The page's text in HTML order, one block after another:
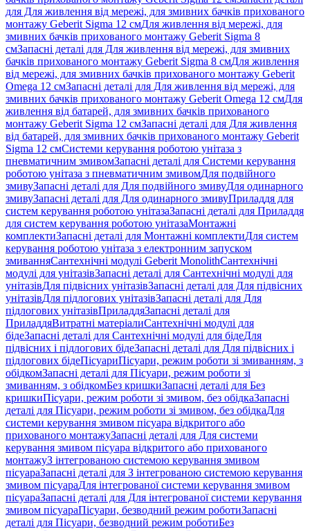
для Для живлення від мережі, для змивних бачків прихованого
монтажу Geberit Sigma 12 смДля живлення від мережі, для
змивних бачків прихованого монтажу Geberit Sigma 8
смЗапасні деталі для Для живлення від мережі, для змивних
бачків прихованого монтажу Geberit Sigma 8 смДля живлення
від мережі, для змивних бачків прихованого монтажу Geberit
Omega 12 смЗапасні деталі для Для живлення від мережі, для
змивних бачків прихованого монтажу Geberit Omega 12 смДля
живлення від батарей, для змивних бачків прихованого
монтажу Geberit Sigma 12 смЗапасні деталі для Для живлення
від батарей, для змивних бачків прихованого монтажу Geberit
Sigma 12 смСистеми керування роботою унітаза з
пневматичним змивомЗапасні деталі для Системи керування
роботою унітаза з пневматичним змивомДля подвійного
змивуЗапасні деталі для Для подвійного змивуДля одинарного
змивуЗапасні деталі для Для одинарного змивуПриладдя для
систем керування роботою унітазаЗапасні деталі для Приладдя
для систем керування роботою унітазаМонтажні
комплектиЗапасні деталі для Монтажні комплектиДля систем
керування роботою унітаза з електронним запуском
змиванняСантехнічні модулі Geberit MonolithСантехнічні
модулі для унітазівЗапасні деталі для Сантехнічні модулі для
унітазівДля підвісних унітазівЗапасні деталі для Для підвісних
унітазівДля підлогових унітазівЗапасні деталі для Для
підлогових унітазівПриладдяЗапасні деталі для
ПриладдяВитратні матеріалиСантехнічні модулі для
бідеЗапасні деталі для Сантехнічні модулі для бідеДля
підвісних і підлогових бідеЗапасні деталі для Для підвісних і
підлогових бідеПісуариПісуари, режим роботи зі змиванням, з
обідкомЗапасні деталі для Пісуари, режим роботи зі
змиванням, з обідкомБез кришкиЗапасні деталі для Без
кришкиПісуари, режим роботи зі змивом, без обідкаЗапасні
деталі для Пісуари, режим роботи зі змивом, без обідкаДля
системи керування змивом пісуара відкритого або
прихованого монтажуЗапасні деталі для Для системи
керування змивом пісуара відкритого або прихованого
монтажуЗ інтегрованою системою керування змивом
пісуараЗапасні деталі для З інтегрованою системою керування
змивом пісуараДля інтегрованої системи керування змивом
пісуараЗапасні деталі для Для інтегрованої системи керування
змивом пісуараПісуари, безводний режим роботиЗапасні
деталі для Пісуари, безводний режим роботиБез